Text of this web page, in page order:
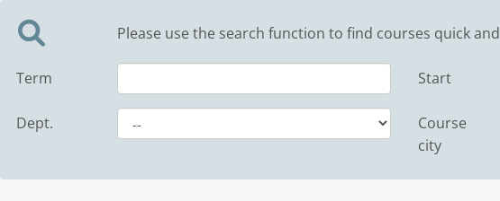
Please use the search function to find courses quick
Term Start
Dept.
Course
city